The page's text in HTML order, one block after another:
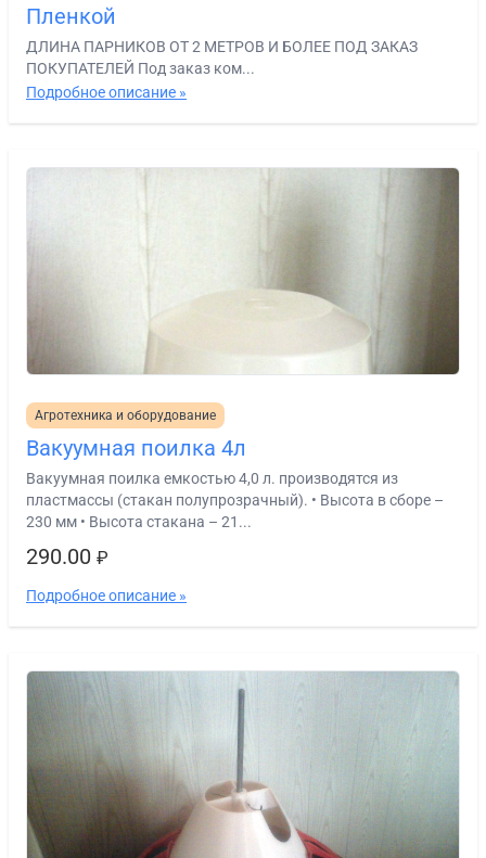
Пленкой
ДЛИНА ПАРНИКОВ ОТ 2 МЕТРОВ И БОЛЕЕ ПОД ЗАКАЗ
ПОКУПАТЕЛЕЙ Под заказ ком...
Подробное описание »
Агротехника и оборудование
Вакуумная поилка 4л
Вакуумная поилка емкостью 4,0 л. производятся из
пластмассы (стакан полупрозрачный). • Высота в сборе –
230 мм • Высота стакана – 21...
290.00 ₽
Подробное описание »